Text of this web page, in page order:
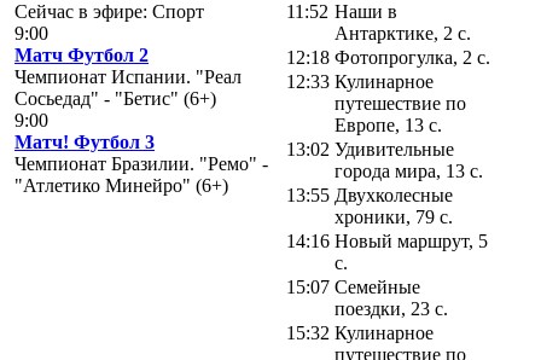
Сейчас в эфире: Спорт
9:00
Матч Футбол 2
Чемпионат Испании. "Реал
Сосьедад" - "Бетис" (6+)
9:00
Матч! Футбол 3
Чемпионат Бразилии. "Ремо" -
"Атлетико Минейро" (6+)
11:52 Наши в
Антарктике, 2 с.
12:18 Фотопрогулка, 2 с.
12:33 Кулинарное
путешествие по
Европе, 13 с.
13:02 Удивительные
города мира, 13 с.
13:55 Двухколесные
хроники, 79 с.
14:16 Новый маршрут, 5
с.
15:07 Семейные
поездки, 23 с.
15:32 Кулинарное
путешествие по